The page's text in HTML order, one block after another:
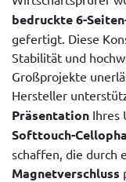
bedruckte 6-
gefertigt. Diese
Stabilität und
Großprojekte
Hersteller
Präsentation Ihres
Softtouch-
schaffen, die durch
Magnetverschluss